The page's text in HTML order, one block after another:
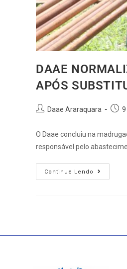
DAAE
APÓS
Daae Araraquara
O Daae concluiu na
responsável pelo
Continue Lendo